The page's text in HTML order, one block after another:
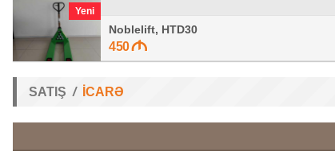
Yeni
Noblelift, HTD30
450
SATIŞ İCARƏ